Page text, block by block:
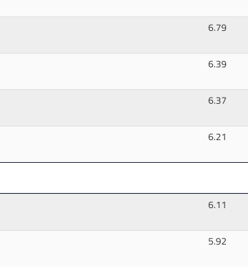
6.79
6.39
6.37
6.21
6.11
5.92